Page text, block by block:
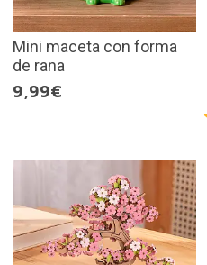
Mini maceta con forma
de rana
9,99€